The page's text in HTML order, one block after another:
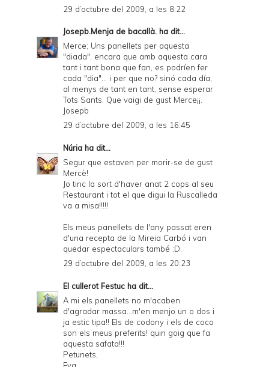
29 d’octubre del 2009, a les 8:22
Josepb.Menja de bacallà. ha dit...
Merce; Uns panellets per aquesta
"diada", encara que amb aquesta cara
tant i tant bona que fan, es podríen fer
cada "dia"... i per que no? sinó cada día,
al menys de tant en tant, sense esperar
Tots Sants. Que vaigi de gust Merce¡¡.
Josepb
29 d’octubre del 2009, a les 16:45
Núria ha dit...
Segur que estaven per morir-se de gust
Mercè!
Jo tinc la sort d'haver anat 2 cops al seu
Restaurant i tot el que digui la Ruscalleda
va a misa!!!!!
Els meus panellets de l'any passat eren
d'una recepta de la Mireia Carbó i van
quedar espectaculars també :D.
29 d’octubre del 2009, a les 20:23
El cullerot Festuc ha dit...
A mi els panellets no m'acaben
d'agradar massa...m'en menjo un o dos i
ja estic tipa!! Els de codony i els de coco
son els meus preferits! quin goig que fa
aquesta safata!!!
Petunets,